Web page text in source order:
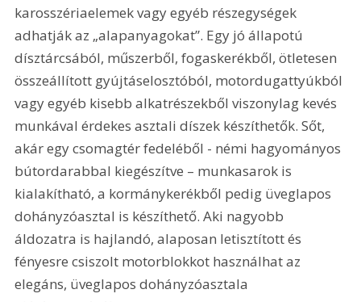
karosszériaelemek vagy egyéb részegységek
adhatják az „alapanyagokat”. Egy jó állapotú
dísztárcsából, műszerből, fogaskerékből, ötletesen
összeállított gyújtáselosztóból, motordugattyúkból
vagy egyéb kisebb alkatrészekből viszonylag kevés
munkával érdekes asztali díszek készíthetők. Sőt,
akár egy csomagtér fedeléből - némi hagyományos
bútordarabbal kiegészítve – munkasarok is
kialakítható, a kormánykerékből pedig üveglapos
dohányzóasztal is készíthető. Aki nagyobb
áldozatra is hajlandó, alaposan letisztított és
fényesre csiszolt motorblokkot használhat az
elegáns, üveglapos dohányzóasztala